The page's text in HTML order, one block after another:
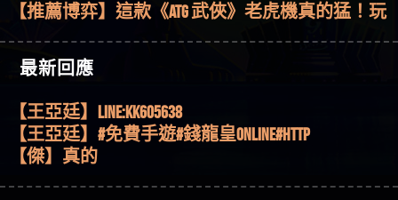
這樣挑！RTP、波動率和平台安全的全攻略！
【推薦博弈】這款《ATG 武俠》老虎機真的猛！玩
機、集鴻運玩法、獨家試玩一次看！
【其他問題】【2025】ATG試玩必看！戰神賽特
51,000倍數玩法攻略，輕鬆稱霸老虎機！
【其他問題】「拆解力智投資詐騙套路緊急追討
賴zg369」力智投資是不是詐騙 力智投資是真的嗎
力智投資是詐騙嗎 南部老翁還在癡迷力智投資高
回報獲利 請不要在匯款
【其他問題】 【遇天盛商行詐騙追回資金賴
zg369】天盛商行詐騙 天盛商行是不是詐騙 天盛商
行是真的嗎 天盛商行是詐騙嗎 被天盛商行詐騙一
招教你拿回
【其他問題】 受害者援助賴【zg369】退休老翁被
大戶e點靈詐騙痛不欲生 大戶e點靈是真的嗎 大戶e
點靈是不是詐騙 大戶e點靈是詐騙嗎 大戶e點靈無
法出金 （大戶e點靈）教你如何規避詐騙陷阱
【其他問題】 弘記投資詐騙持續收割國人中【免
費討回資金賴zg369】弘記投資是詐騙嗎 弘記投資
是不是詐騙 弘記投資是真的嗎 被弘記投資詐騙的
【其他問題】 被騙追回賴【zg369】KnTop利用新型
詐騙手法欺詐群眾 KnTop是真的嗎 KnTop是不是詐騙
【其他問題】機台運算專案詐騙持續收割國人中
最新回應
【傑】推代理真的好相處
回答
【王亞廷】LINE:kK605638
【王亞廷】#免費手遊#錢龍皇ONLINE#http
【傑】真的